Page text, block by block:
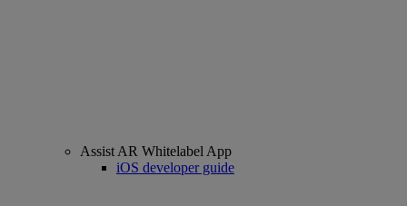
Assist AR Whitelabel App
iOS developer guide